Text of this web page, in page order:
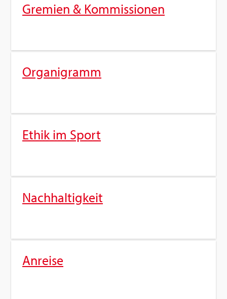
Gre­mi­en & Kom­mis­sio­nen
Or­ga­ni­gramm
Ethik im Sport
Nach­hal­tig­keit
An­rei­se